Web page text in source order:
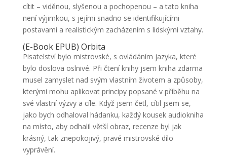
cítit – viděnou, slyšenou a pochopenou – a tato kniha
není výjimkou, s jejími snadno se identifikujícími
postavami a realistickým zacházením s lidskými vztahy.
(E-Book EPUB) Orbita
Pisatelství bylo mistrovské, s ovládáním jazyka, které
bylo doslova oslnivé. Při čtení knihy jsem kniha zdarma
musel zamyslet nad svým vlastním životem a způsoby,
kterými mohu aplikovat principy popsané v příběhu na
své vlastní výzvy a cíle. Když jsem četl, cítil jsem se,
jako bych odhaloval hádanku, každý kousek audiokniha
na místo, aby odhalil větší obraz, recenze byl jak
krásný, tak znepokojivý, pravé mistrovské dílo
vyprávění.